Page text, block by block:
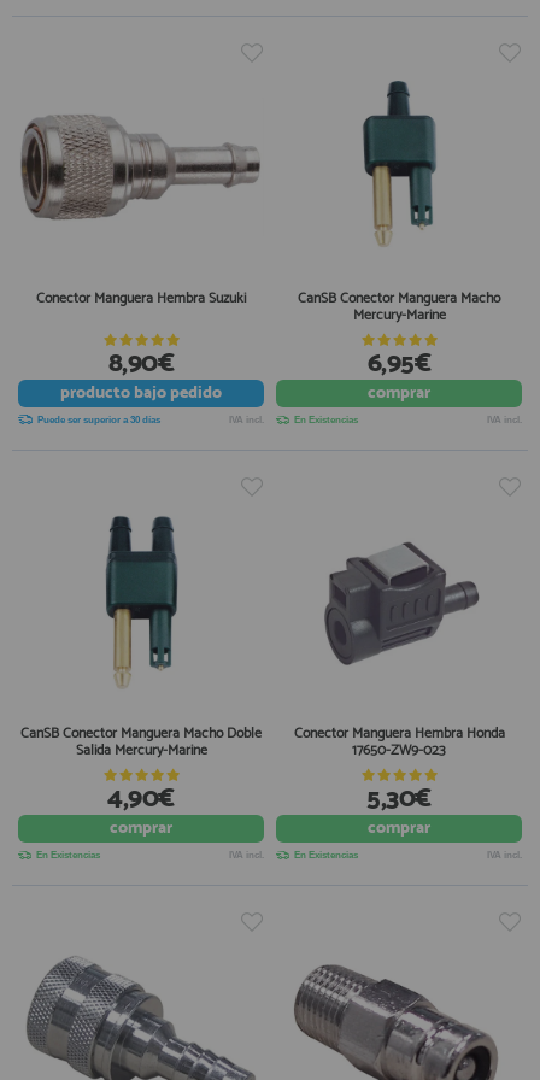
Conector Manguera Hembra Suzuki
8,90€
productobajo pedido
Puede ser superior a 30 días IVA incl.
CanSB Conector Manguera Macho
Mercury-Marine
6,95€
comprar
En Existencias IVA incl.
CanSB Conector Manguera Macho Doble
Salida Mercury-Marine
4,90€
comprar
En Existencias IVA incl.
Conector Manguera Hembra Honda
17650-ZW9-023
5,30€
comprar
En Existencias IVA incl.